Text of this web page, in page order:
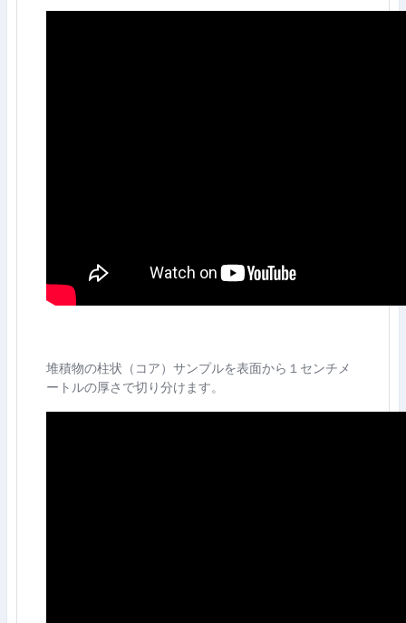
堆積物の柱状（コア）サンプルを表面から１センチメ
ートルの厚さで切り分けます。